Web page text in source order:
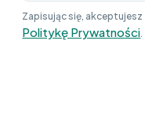
Zapisując się, akceptujesz
Politykę Prywatności.